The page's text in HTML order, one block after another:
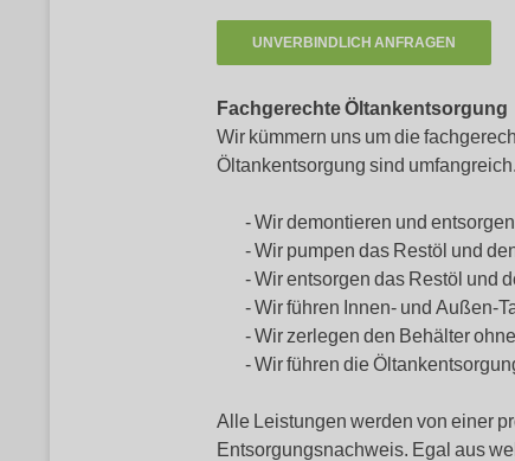
Fachgerechte Öltankentsorgung
Wir kümmern uns um die
Öltankentsorgung sind umfangreich.
Wir demontieren und
Wir pumpen das Restöl und
Wir entsorgen das Restöl und
Wir führen Innen- und Außen-
Wir zerlegen den Behälter
Wir führen die
Alle Leistungen werden von einer
Entsorgungsnachweis. Egal aus